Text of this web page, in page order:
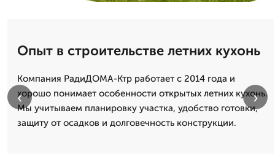
Опыт в строительстве летних кухонь
Компания РадиДОМА-Ктр работает с 2014 года и
хорошо понимает особенности открытых летних кухонь.
Мы учитываем планировку участка, удобство готовки,
защиту от осадков и долговечность конструкции.
‹ ›